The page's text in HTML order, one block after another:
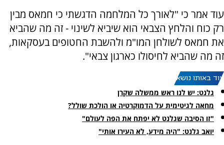
עוד אמר כי "לאורך כל המלחמה הדגשתי כי חמאס מבין
רק כוח והלחץ הצבאי הוא שיביא לשינוי - זה מה שהביא
את חמאס לשולחן המו"מ ולהשבת החטופים בעסקאות,
זה מה שהביא לחיסולו כארגון צבאי".
עוד באותו נושא:
גלנט: יש לנו ראש ממשלה שקרן
מחאה לגיטימית על הדמוקרטיה או הולכת שולל?
"זו הסיבה שגלנט לא יפתח את הפה לעולם"
יואב גלנט: "היה מידע, לא העירו אותי"